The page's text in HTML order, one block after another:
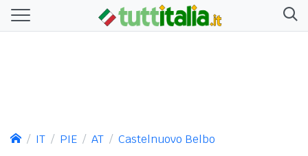
IT PIE AT Castelnuovo Belbo